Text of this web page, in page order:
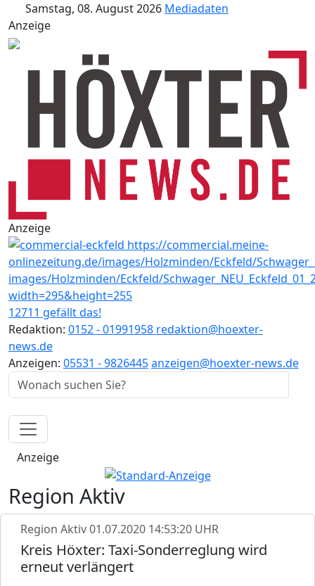
Samstag, 08. August 2026 Mediadaten
Anzeige
Anzeige
12711 gefällt das!
Redaktion: 0152 - 01991958 redaktion@hoexter-
news.de
Anzeigen: 05531 - 9826445anzeigen@hoexter-news.de
Anzeige
Region Aktiv
Region Aktiv01.07.2020 14:53:20 UHR
Kreis Höxter: Taxi-Sonderreglung wird
erneut verlängert